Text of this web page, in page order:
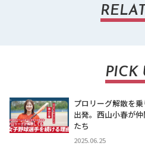
PICK
プロリーグ解散を
出発。西山小春が
たち
2025.06.25